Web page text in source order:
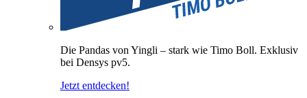
Die Pandas von Yingli – stark wie Timo Boll. Exklusiv
bei Densys pv5.
Jetzt entdecken!